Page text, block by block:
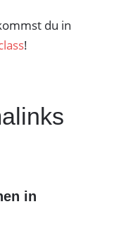
du in
!
in